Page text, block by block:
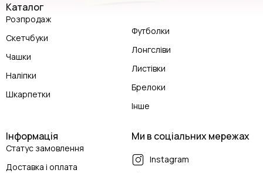
Футболки
Лонгсліви
Листівки
Брелоки
Інше
Інформація
Статус замовлення
Доставка і оплата
Каталог
Розпродаж
Скетчбуки
Чашки
Наліпки
Шкарпетки
Ми в соціальних мережах
Instagram